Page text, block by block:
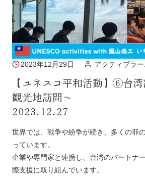
2023年12月29日 アクティブラ
【ユネスコ平和活動】⑥台
観光地訪問〜
2023.12.27
世界では、戦争や紛争が続き、多くの罪
っています。
企業や専門家と連携し、台湾のパートナ
際支援に取り組んでいます。